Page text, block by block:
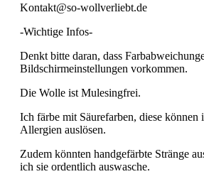
Kontakt@so-wollverliebt.de
-Wichtige Infos-
Denkt bitte daran, dass
Bildschirmeinstellungen vorkommen.
Die Wolle ist Mulesingfrei.
Ich färbe mit Säurefarben, diese können
Allergien auslösen.
Zudem könnten handgefärbte Stränge
ich sie ordentlich auswasche.